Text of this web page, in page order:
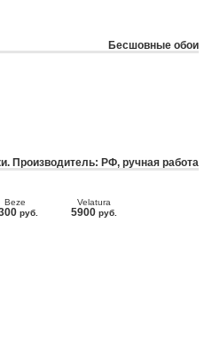
Бесшовные обои
Производитель: РФ, ручная работа
Beze
руб.
Velatura
5900 руб.